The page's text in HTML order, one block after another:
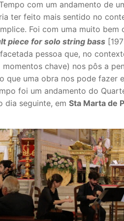
com um andamento de
ter feito mais sentido no
Foi com uma muito bem
piece for solo string bass
pessoa que, no
chave) nos pôs a
que uma obra nos pode fazer
foi um andamento do
dia seguinte, em Sta Marta de